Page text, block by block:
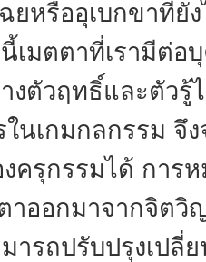
ฉยหรืออุเบกขาที่
เมตตาที่เรามีต่อ
งตัวฤทธิ์และตัวรู้
ในเกมกลกรรม จึ
ครุกรรมได้ การ
ตาออกมาจากจิ
ารถปรับปรุงเปลี่